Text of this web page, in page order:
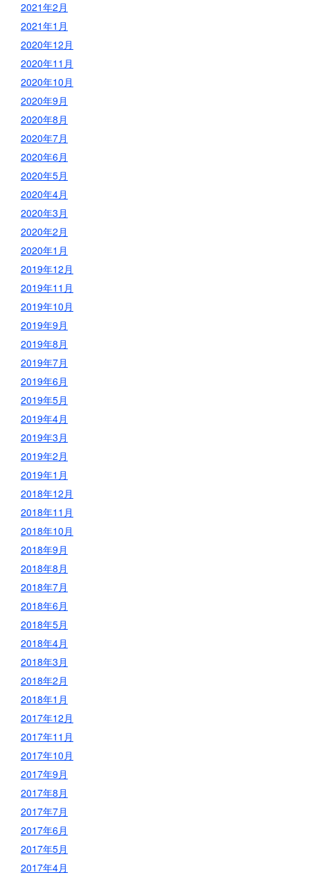
2021年2月
2021年1月
2020年12月
2020年11月
2020年10月
2020年9月
2020年8月
2020年7月
2020年6月
2020年5月
2020年4月
2020年3月
2020年2月
2020年1月
2019年12月
2019年11月
2019年10月
2019年9月
2019年8月
2019年7月
2019年6月
2019年5月
2019年4月
2019年3月
2019年2月
2019年1月
2018年12月
2018年11月
2018年10月
2018年9月
2018年8月
2018年7月
2018年6月
2018年5月
2018年4月
2018年3月
2018年2月
2018年1月
2017年12月
2017年11月
2017年10月
2017年9月
2017年8月
2017年7月
2017年6月
2017年5月
2017年4月